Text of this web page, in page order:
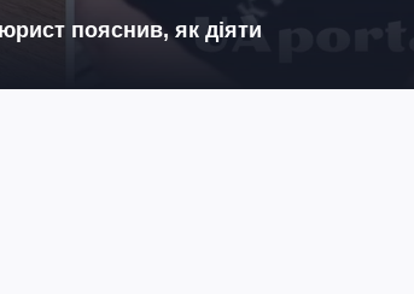
пояснив, як діяти